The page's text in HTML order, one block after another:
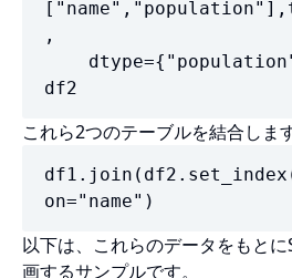
,
df2
これら2つのテーブルを結合します
on="name")
以下は、これらのデータをもと
画するサンプルです。